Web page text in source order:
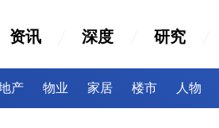
资讯 深度 研究
产 物业 家居 楼市 人物